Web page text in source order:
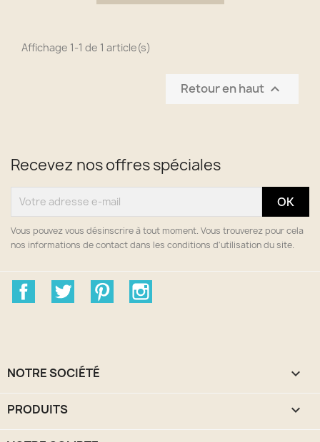
Affichage 1-1 de 1 article(s)
Retour en haut 
Recevez nos offres spéciales
Vous pouvez vous désinscrire à tout moment. Vous trouverez pour cela
nos informations de contact dans les conditions d'utilisation du site.
FacebookTwitter Pinterest
NOTRE SOCIÉTÉ 
PRODUITS 